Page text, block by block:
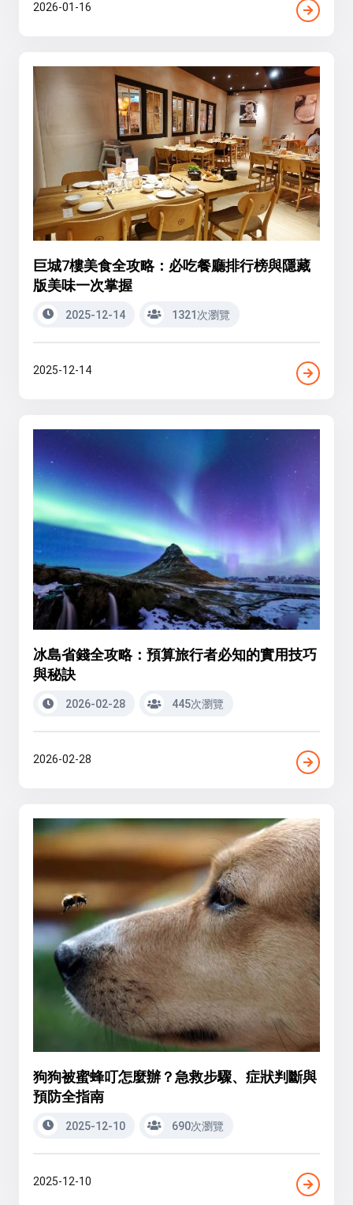
2026-01-16
巨城7樓美食全攻略：必吃餐廳排行榜與隱藏
版美味一次掌握
2025-12-14 1321次瀏覽
2025-12-14
冰島省錢全攻略：預算旅行者必知的實用技巧
與秘訣
2026-02-28 445次瀏覽
2026-02-28
狗狗被蜜蜂叮怎麼辦？急救步驟、症狀判斷與
預防全指南
2025-12-10 690次瀏覽
2025-12-10